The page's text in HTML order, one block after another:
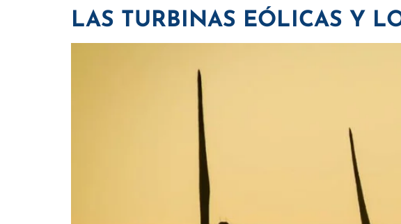
LAS TURBINAS EÓLICAS Y